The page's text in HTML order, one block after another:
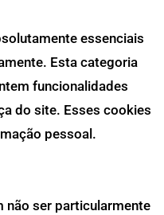
essenciais
Esta categoria
funcionalidades
do site. Esses cookies
pessoal.
não ser particularmente